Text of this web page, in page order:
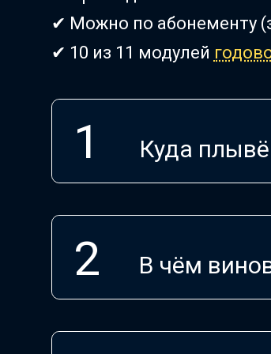
✔ Можно по абонементу
✔ 10 из 11 модулей
Куда
В чём